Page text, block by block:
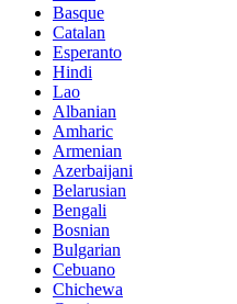
Basque
Catalan
Esperanto
Hindi
Lao
Albanian
Amharic
Armenian
Azerbaijani
Belarusian
Bengali
Bosnian
Bulgarian
Cebuano
Chichewa